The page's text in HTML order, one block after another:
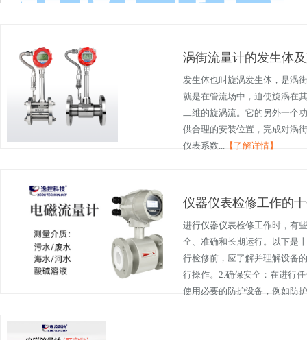
涡街流量计的发生体
发生体也叫旋涡发生体，是涡
就是在管流场中，迫使旋涡在
二维的旋涡流。它的另外一个
供合理的安装位置，完成对涡
仪表系数...
【了解详情】
仪器仪表检修工作的
进行仪器仪表检修工作时，有
全、准确和长期运行。以下是
行检修前，应了解并理解设备
行操作。2.确保安全：在进行
使用必要的防护设备，例如防